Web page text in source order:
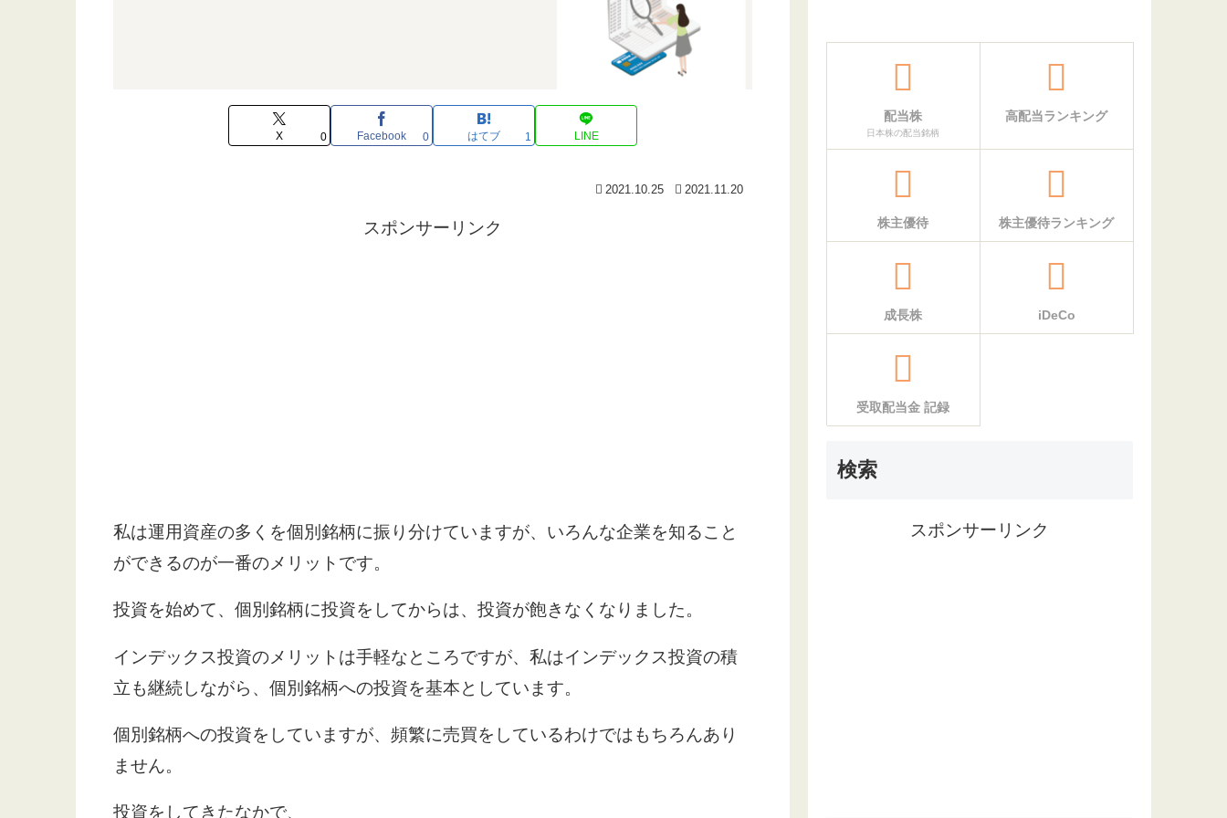
X 0 Facebook 0 はてブ 1 LINE
2021.10.25 2021.11.20
スポンサーリンク
私は運用資産の多くを個別銘柄に振り分けていますが、いろんな企業を知ること
ができるのが一番のメリットです。
投資を始めて、個別銘柄に投資をしてからは、投資が飽きなくなりました。
インデックス投資のメリットは手軽なところですが、私はインデックス投資の積
立も継続しながら、個別銘柄への投資を基本としています。
個別銘柄への投資をしていますが、頻繁に売買をしているわけではもちろんあり
ません。
投資をしてきたなかで、
配当株
日本株の配当銘柄
高配当ランキング
株主優待 株主優待ランキング
成長株 iDeCo
受取配当金 記録
検索
スポンサーリンク